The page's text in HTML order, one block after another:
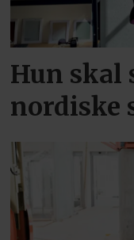
Hun skal
nordiske